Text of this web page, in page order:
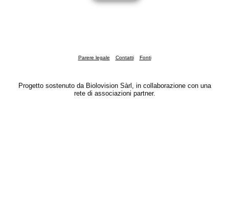
Parere legale Contatti Fonti
Progetto sostenuto da Biolovision Sàrl, in collaborazione con una
rete di associazioni partner.